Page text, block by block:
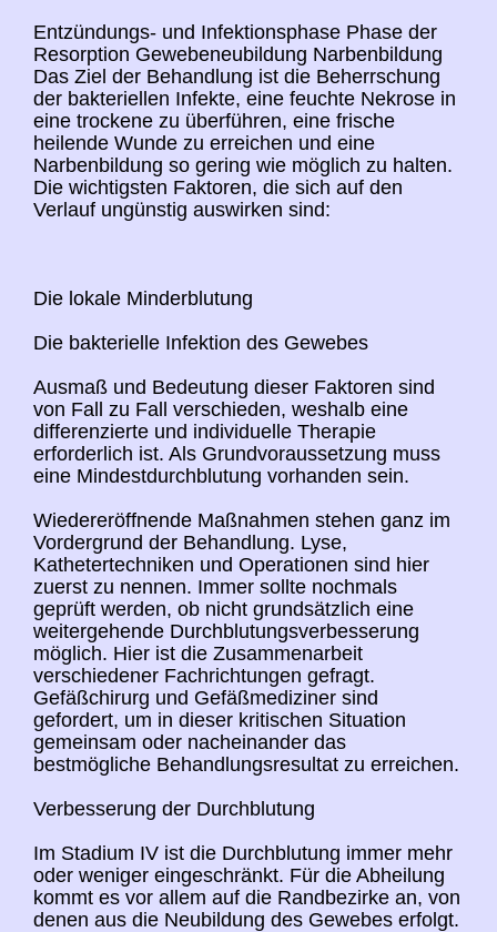
Entzündungs- und Infektionsphase Phase der
Resorption Gewebeneubildung Narbenbildung
Das Ziel der Behandlung ist die Beherrschung
der bakteriellen Infekte, eine feuchte Nekrose in
eine trockene zu überführen, eine frische
heilende Wunde zu erreichen und eine
Narbenbildung so gering wie möglich zu halten.
Die wichtigsten Faktoren, die sich auf den
Verlauf ungünstig auswirken sind:
Die lokale Minderblutung
Die bakterielle Infektion des Gewebes
Ausmaß und Bedeutung dieser Faktoren sind
von Fall zu Fall verschieden, weshalb eine
differenzierte und individuelle Therapie
erforderlich ist. Als Grundvoraussetzung muss
eine Mindestdurchblutung vorhanden sein.
Wiedereröffnende Maßnahmen stehen ganz im
Vordergrund der Behandlung. Lyse,
Kathetertechniken und Operationen sind hier
zuerst zu nennen. Immer sollte nochmals
geprüft werden, ob nicht grundsätzlich eine
weitergehende Durchblutungsverbesserung
möglich. Hier ist die Zusammenarbeit
verschiedener Fachrichtungen gefragt.
Gefäßchirurg und Gefäßmediziner sind
gefordert, um in dieser kritischen Situation
gemeinsam oder nacheinander das
bestmögliche Behandlungsresultat zu erreichen.
Verbesserung der Durchblutung
Im Stadium IV ist die Durchblutung immer mehr
oder weniger eingeschränkt. Für die Abheilung
kommt es vor allem auf die Randbezirke an, von
denen aus die Neubildung des Gewebes erfolgt.